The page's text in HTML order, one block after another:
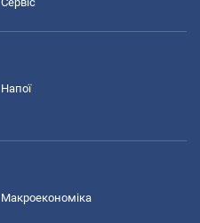
Напої
Макроекономіка